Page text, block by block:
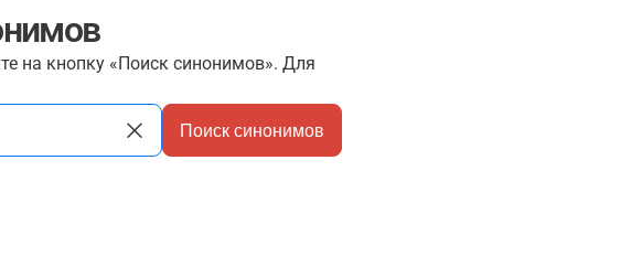
на кнопку «Поиск синонимов». Для
Поиск синонимов